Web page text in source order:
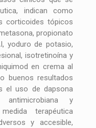
indican como
corticoides tópicos
propionato
yoduro de potasio,
isotretinoína y
en crema al
buenos resultados
el uso de dapsona
y
terapéutica
y accesible,